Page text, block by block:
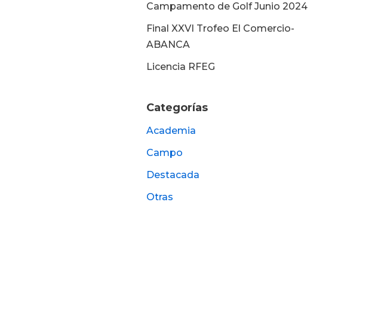
Campamento de Golf Junio 2024
Final XXVI Trofeo El Comercio-
ABANCA
Licencia RFEG
Categorías
Academia
Campo
Destacada
Otras